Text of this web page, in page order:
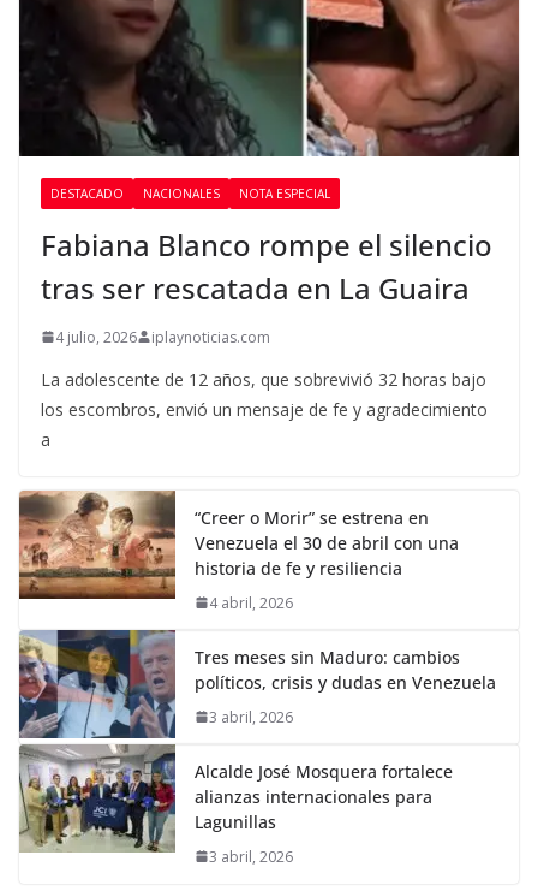
DESTACADO NACIONALES NOTA ESPECIAL
Fabiana Blanco rompe el silencio
tras ser rescatada en La Guaira
4 julio, 2026 iplaynoticias.com
La adolescente de 12 años, que sobrevivió 32 horas bajo
los escombros, envió un mensaje de fe y agradecimiento
a
“Creer o Morir” se estrena en
Venezuela el 30 de abril con una
historia de fe y resiliencia
4 abril, 2026
Tres meses sin Maduro: cambios
políticos, crisis y dudas en Venezuela
3 abril, 2026
Alcalde José Mosquera fortalece
alianzas internacionales para
Lagunillas
3 abril, 2026